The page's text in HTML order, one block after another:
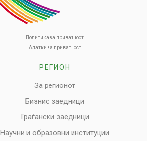
Политика за приватност
Алатки за приватност
РЕГИОН
За регионот
Бизнис заедници
Граѓански заедници
Научни и образовни институции